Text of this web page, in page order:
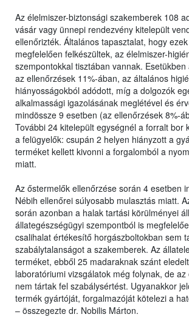
Az élelmiszer-biztonsági szakemberek 108
vásár vagy ünnepi rendezvény kitelepült
ellenőrizték. Általános tapasztalat, hogy
megfelelően felkészültek, az élelmiszer-
szempontokkal tisztában vannak.
az ellenőrzések 11%-ában, az általános
hiányosságokból adódott, míg a dolgozók
alkalmassági igazolásának meglétével és
mindössze 9 esetben (az ellenőrzések 8%-
További 24 kitelepült egységnél a forralt bor
a felügyelők: csupán 2 helyen hiányzott a
terméket kellett kivonni a forgalomból a
miatt.
Az őstermelők ellenőrzése során 4 esetben
Nébih ellenőrei súlyosabb mulasztás miatt.
során azonban a halak tartási körülményei
állategészségügyi szempontból is
csalihalat értékesítő horgászboltokban sem
szabálytalanságot a szakemberek. Az
terméket, ebből 25 madaraknak szánt
laboratóriumi vizsgálatok még folynak, de
nem tártak fel szabálysértést. Ugyanakkor
termék gyártóját, forgalmazóját kötelezi a
– összegezte dr. Nobilis Márton.